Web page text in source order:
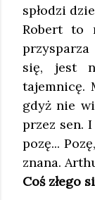
spłodzi
Robert to
się, jest
tajemnicę.
gdyż nie
przez sen.
pozę...
znana.
Coś złego